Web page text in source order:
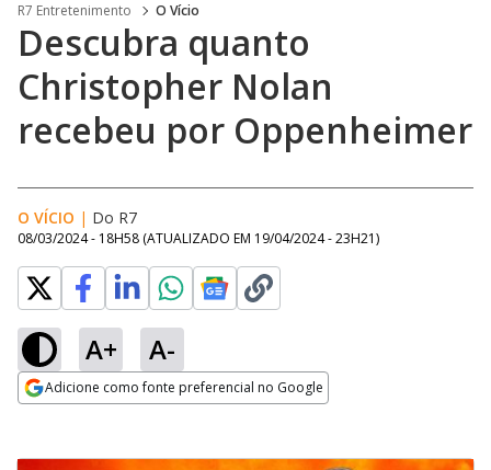
R7 Entretenimento O Vício
Descubra quanto
Christopher Nolan
recebeu por Oppenheimer
O VÍCIO | Do R7
08/03/2024 - 18H58 (ATUALIZADO EM 19/04/2024 - 23H21)
A+ A-
Adicione como fonte preferencial no Google